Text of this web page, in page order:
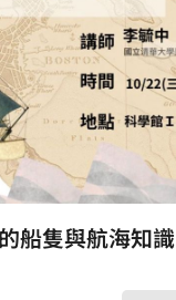
船隻與航海知識